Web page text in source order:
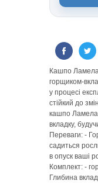
Кашпо Ламела
горщиком-
у процесі
стійкий до
кашпо Ламела
вкладку,
Переваги: -
садиться
в опуск ваші
Комплект: -
Глибина